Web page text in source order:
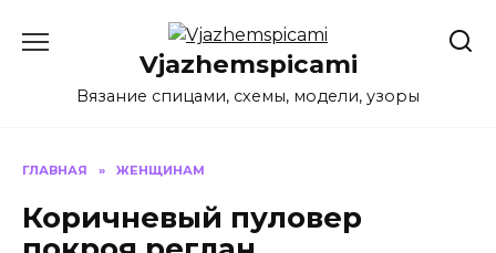
Vjazhemspicami
Вязание спицами, схемы, модели, узоры
ГЛАВНАЯ » ЖЕНЩИНАМ
Коричневый пуловер